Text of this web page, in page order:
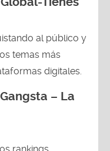
al público y
temas más
digitales.
– La